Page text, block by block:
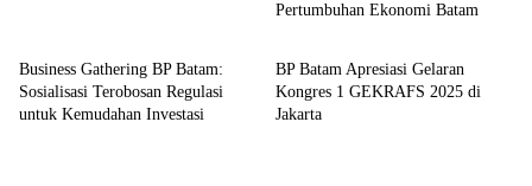
Pertumbuhan Ekonomi Batam
Business Gathering BP Batam:
Sosialisasi Terobosan Regulasi
untuk Kemudahan Investasi
Batam
BP Batam Apresiasi Gelaran
Kongres 1 GEKRAFS 2025 di
Jakarta